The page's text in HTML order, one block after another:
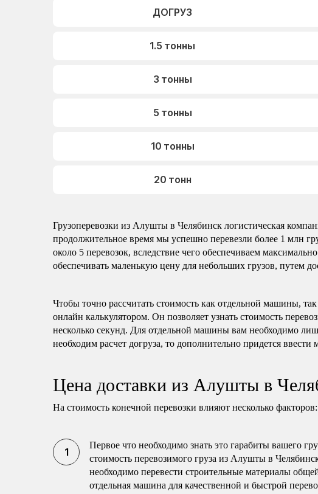
ДОГРУЗ
1.5 тонны
3 тонны
5 тонны
10 тонны
20 тонн
Грузоперевозки из Алушты в Челябинск логистическая
продолжительное время мы успешно перевезли более 1 млн
около 5 перевозок, вследствие чего обеспечиваем
обеспечивать маленькую цену для небольших грузов, путем
Чтобы точно рассчитать стоимость как отдельной машины,
онлайн калькулятором. Он позволяет узнать стоимость
несколько секунд. Для отдельной машины вам необходимо
необходим расчет догруза, то дополнительно придется ввести
Цена доставки из Алушты в
На стоимость конечной перевозки влияют несколько факторов:
Первое что необходимо знать это гарабиты вашего
стоимость перевозимого груза из Алушты в
необходимо перевести строительные материалы
отдельная машина для качественной и быстрой